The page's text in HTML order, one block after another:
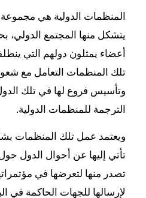
المنظمات الدولية هي
يتشكل منها المجتمع
أعضاء يمثلون دولهم التي
تلك المنظمات التعامل مع
وتأسيس فروع لها في تلك
الترجمة للمنظمات الدولية.
ويعتمد عمل تلك المنظمات
تأتي إليها عن أحوال الدول حول
تصدر منها لتعرضها في
لإرسالها للجهات الحاكمة في